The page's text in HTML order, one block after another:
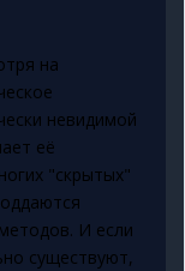
на
невидимой
её
"скрытых"
И если
существуют,